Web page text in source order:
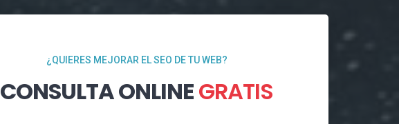
¿QUIERES MEJORAR EL SEO DE TU WEB?
CONSULTA ONLINEGRATIS